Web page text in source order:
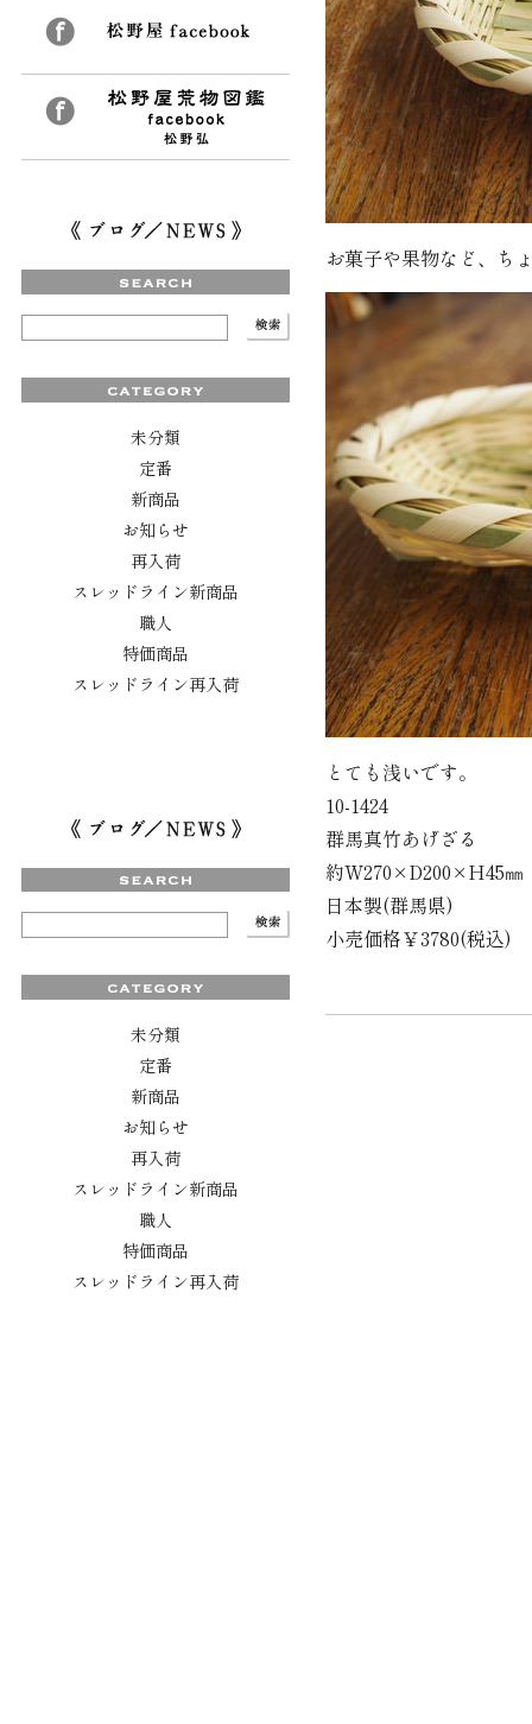
未分類
定番
新商品
お知らせ
再入荷
スレッドライン新商品
職人
特価商品
スレッドライン再入荷
未分類
定番
新商品
お知らせ
再入荷
スレッドライン新商品
職人
特価商品
スレッドライン再入荷
お菓子や果物など、ち
とても浅いです。
10-1424
群馬真竹あげざる
約W270×D200×H45㎜
日本製(群馬県)
小売価格￥3780(税込)